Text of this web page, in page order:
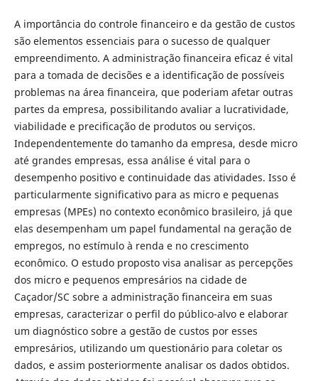
A importância do controle financeiro e da gestão de custos
são elementos essenciais para o sucesso de qualquer
empreendimento. A administração financeira eficaz é vital
para a tomada de decisões e a identificação de possíveis
problemas na área financeira, que poderiam afetar outras
partes da empresa, possibilitando avaliar a lucratividade,
viabilidade e precificação de produtos ou serviços.
Independentemente do tamanho da empresa, desde micro
até grandes empresas, essa análise é vital para o
desempenho positivo e continuidade das atividades. Isso é
particularmente significativo para as micro e pequenas
empresas (MPEs) no contexto econômico brasileiro, já que
elas desempenham um papel fundamental na geração de
empregos, no estímulo à renda e no crescimento
econômico. O estudo proposto visa analisar as percepções
dos micro e pequenos empresários na cidade de
Caçador/SC sobre a administração financeira em suas
empresas, caracterizar o perfil do público-alvo e elaborar
um diagnóstico sobre a gestão de custos por esses
empresários, utilizando um questionário para coletar os
dados, e assim posteriormente analisar os dados obtidos.